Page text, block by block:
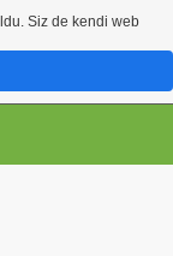
Siz de kendi web